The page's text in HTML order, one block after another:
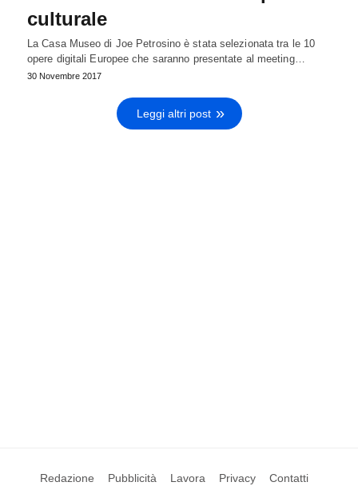
culturale
La Casa Museo di Joe Petrosino è stata selezionata tra le 10
opere digitali Europee che saranno presentate al meeting…
30 Novembre 2017
Leggi altri post
Redazione Pubblicità Lavora Privacy Contatti